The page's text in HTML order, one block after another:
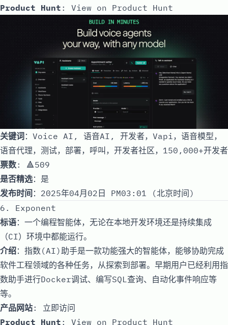
Product Hunt : View on Product Hunt
关键词：Voice AI, 语音AI, 开发者，Vapi，语音模型，
语音代理，测试，部署，呼叫，开发者社区，150,000+开发者
票数: 🔺509
是否精选：是
发布时间 ：2025年04月02日 PM03:01 (北京时间)
6. Exponent
标语：一个编程智能体，无论在本地开发环境还是持续集成
（CI）环境中都能运行。
介绍：指数(AI)助手是一款功能强大的智能体，能够协助完成
软件工程领域的各种任务，从探索到部署。早期用户已经利用指
数助手进行Docker调试、编写SQL查询、自动化事件响应等
等。
产品网站: 立即访问
Product Hunt : View on Product Hunt